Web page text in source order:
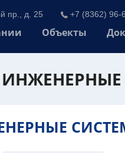
пр., д. 25 +7 (8362) 96-
Объекты